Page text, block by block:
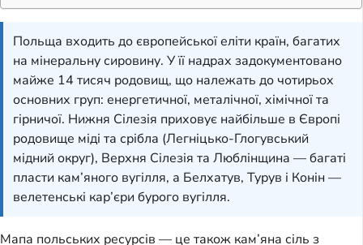
Польща входить до європейської еліти країн, багатих
на мінеральну сировину. У її надрах задокументовано
майже 14 тисяч родовищ, що належать до чотирьох
основних груп: енергетичної, металічної, хімічної та
гірничої. Нижня Сілезія приховує найбільше в Європі
родовище міді та срібла (Легніцько-Глогувський
мідний округ), Верхня Сілезія та Люблінщина — багаті
пласти кам’яного вугілля, а Белхатув, Турув і Конін —
велетенські кар’єри бурого вугілля.
Мапа польських ресурсів — це також кам’яна сіль з